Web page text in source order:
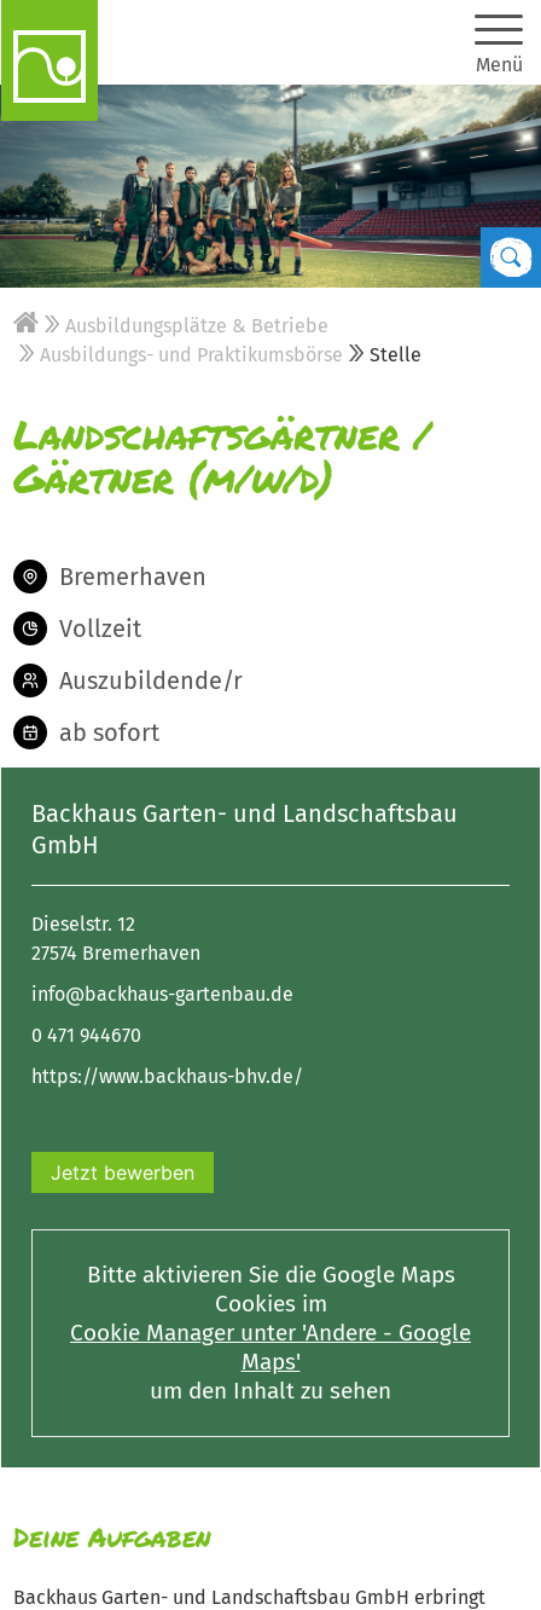
Menü
Ausbildungsplätze & Betriebe
Ausbildungs- und Praktikumsbörse
Stelle
Landschaftsgärtner /
Gärtner (m/w/d)
Bremerhaven
Vollzeit
Auszubildende/r
ab sofort
Backhaus Garten- und Landschaftsbau
GmbH
Dieselstr. 12
27574 Bremerhaven
info@backhaus-gartenbau.de
0 471 944670
https://www.backhaus-bhv.de/
Jetzt bewerben
Bitte aktivieren Sie die Google Maps
Cookies im
Cookie Manager unter 'Andere - Google
Maps'
um den Inhalt zu sehen
Deine Aufgaben
Backhaus Garten- und Landschaftsbau GmbH erbringt